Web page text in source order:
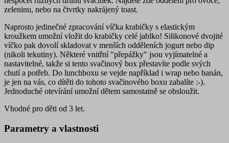
zeleninu, nebo na čtvrtky nakrájený toast.
Naprosto jedinečné zpracování víčka krabičky s elastickým
kroužkem umožní vložit do krabičky celé jablko! Silikonové dvojité
víčko pak dovolí skladovat v menších odděleních jogurt nebo dip
(nikoli tekutiny). Některé vnitřní "přepážky" jsou vyjímatelné a
nastavitelné, takže si tento svačinový box přestavíte podle svých
chutí a potřeb. Do lunchboxu se vejde například i wrap nebo banán,
je jen na vás, co dítěti do tohoto svačinového boxu zabalíte :-).
Jednoduché otevírání umožní dětem samostatně se obsloužit.
Vhodné pro děti od 3 let.
Parametry a vlastnosti